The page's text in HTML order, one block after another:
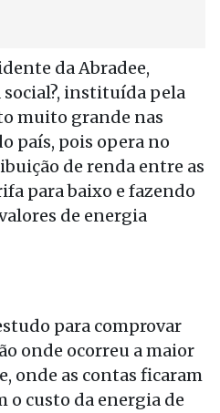
da Abradee,
instituída pela
muito grande nas
país, pois opera no
de renda entre as
para baixo e fazendo
de energia
para comprovar
onde ocorreu a maior
onde as contas ficaram
o custo da energia de